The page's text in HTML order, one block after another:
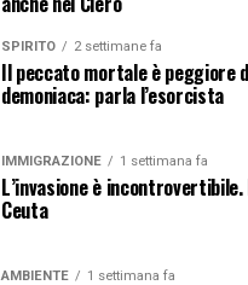
SPIRITO 2 settimane fa
Il peccato mortale è peggiore
demoniaca: parla l’esorcista
IMMIGRAZIONE 1 settimana fa
L’invasione è
Ceuta
AMBIENTE 1 settimana fa